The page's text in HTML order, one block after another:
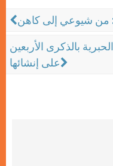
شيوعي إلى كاهن
بالذكرى الأربعين
على إنشائها